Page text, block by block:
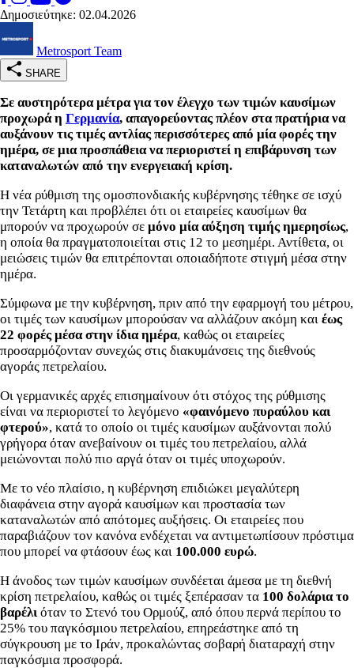
Δημοσιεύτηκε: 02.04.2026
Metrosport Team
SHARE
Σε αυστηρότερα μέτρα για τον έλεγχο των τιμών καυσίμων
προχωρά η Γερμανία, απαγορεύοντας πλέον στα πρατήρια να
αυξάνουν τις τιμές αντλίας περισσότερες από μία φορές την
ημέρα, σε μια προσπάθεια να περιοριστεί η επιβάρυνση των
καταναλωτών από την ενεργειακή κρίση.
Η νέα ρύθμιση της ομοσπονδιακής κυβέρνησης τέθηκε σε ισχύ
την Τετάρτη και προβλέπει ότι οι εταιρείες καυσίμων θα
μπορούν να προχωρούν σε μόνο μία αύξηση τιμής ημερησίως,
η οποία θα πραγματοποιείται στις 12 το μεσημέρι. Αντίθετα, οι
μειώσεις τιμών θα επιτρέπονται οποιαδήποτε στιγμή μέσα στην
ημέρα.
Σύμφωνα με την κυβέρνηση, πριν από την εφαρμογή του μέτρου,
οι τιμές των καυσίμων μπορούσαν να αλλάζουν ακόμη και έως
22 φορές μέσα στην ίδια ημέρα, καθώς οι εταιρείες
προσαρμόζονταν συνεχώς στις διακυμάνσεις της διεθνούς
αγοράς πετρελαίου.
Οι γερμανικές αρχές επισημαίνουν ότι στόχος της ρύθμισης
είναι να περιοριστεί το λεγόμενο «φαινόμενο πυραύλου και
φτερού», κατά το οποίο οι τιμές καυσίμων αυξάνονται πολύ
γρήγορα όταν ανεβαίνουν οι τιμές του πετρελαίου, αλλά
μειώνονται πολύ πιο αργά όταν οι τιμές υποχωρούν.
Με το νέο πλαίσιο, η κυβέρνηση επιδιώκει μεγαλύτερη
διαφάνεια στην αγορά καυσίμων και προστασία των
καταναλωτών από απότομες αυξήσεις. Οι εταιρείες που
παραβιάζουν τον κανόνα ενδέχεται να αντιμετωπίσουν πρόστιμα
που μπορεί να φτάσουν έως και 100.000 ευρώ.
Η άνοδος των τιμών καυσίμων συνδέεται άμεσα με τη διεθνή
κρίση πετρελαίου, καθώς οι τιμές ξεπέρασαν τα 100 δολάρια το
βαρέλιόταν το Στενό του Ορμούζ, από όπου περνά περίπου το
25% του παγκόσμιου πετρελαίου, επηρεάστηκε από τη
σύγκρουση με το Ιράν, προκαλώντας σοβαρή διαταραχή στην
παγκόσμια προσφορά.